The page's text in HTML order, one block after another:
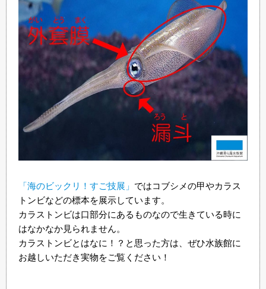
「海のビックリ！すご技展」 ではコブシメの甲やカラス
トンビなどの標本を展示しています。
カラストンビは口部分にあるものなので生きている時に
はなかなか見られません。
カラストンビとはなに！？と思った方は、ぜひ水族館に
お越しいただき実物をご覧ください！